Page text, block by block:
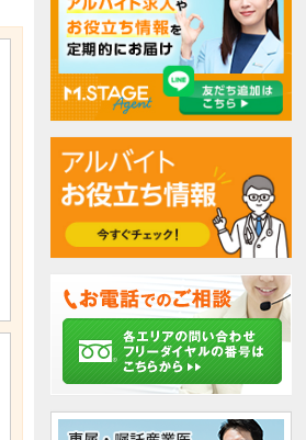
検討中リストに追加